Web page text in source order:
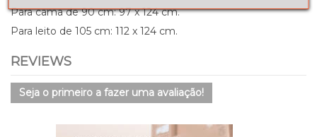
Para cama de 90 cm: 97 x 124 cm.
Para leito de 105 cm: 112 x 124 cm.
REVIEWS
Seja o primeiro a fazer uma avaliação!